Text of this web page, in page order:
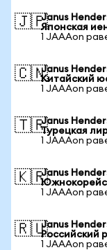
🇯🇵Janus
Японская
1 JAAAon
🇨🇳Janus
Китайский
1 JAAAon
🇹🇷Janus
Турецкая
1 JAAAon
🇰🇷Janus
1 JAAAon
🇷🇺Janus
Российский
1 JAAAon